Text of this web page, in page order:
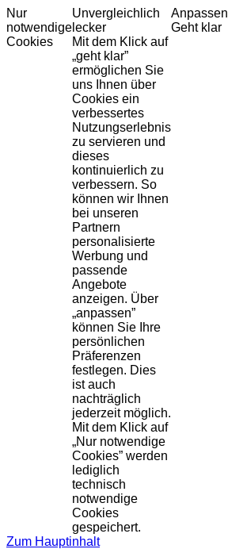
Nur
notwendige
Cookies
Unvergleichlich
lecker
Mit dem Klick auf
„geht klar”
ermöglichen Sie
uns Ihnen über
Cookies ein
verbessertes
Nutzungserlebnis
zu servieren und
dieses
kontinuierlich zu
verbessern. So
können wir Ihnen
bei unseren
Partnern
personalisierte
Werbung und
passende
Angebote
anzeigen. Über
„anpassen”
können Sie Ihre
persönlichen
Präferenzen
festlegen. Dies
ist auch
nachträglich
jederzeit möglich.
Mit dem Klick auf
„Nur notwendige
Cookies” werden
lediglich
technisch
notwendige
Cookies
gespeichert.
Anpassen
Geht klar
Zum Hauptinhalt